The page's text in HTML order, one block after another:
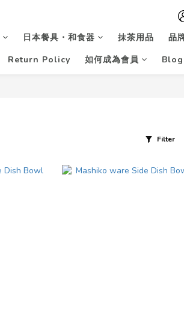
日本餐具・和食器 抹茶用品 品
Return Policy 如何成為會員
Filter